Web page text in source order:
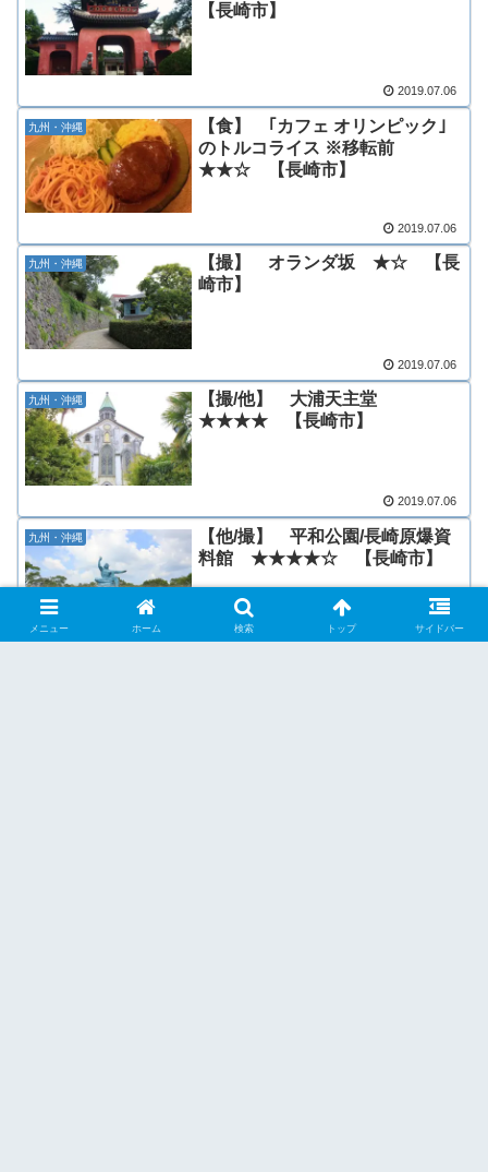
【長崎市】
2019.07.06
九州・沖縄
【食】 ｢カフェ オリンピック｣
のトルコライス ※移転前
★★☆ 【長崎市】
2019.07.06
九州・沖縄
【撮】 オランダ坂 ★☆ 【長
崎市】
2019.07.06
九州・沖縄
【撮/他】 大浦天主堂
★★★★ 【長崎市】
2019.07.06
九州・沖縄
【他/撮】 平和公園/長崎原爆資
料館 ★★★★☆ 【長崎市】
メニュー ホーム 検索 トップ サイドバー